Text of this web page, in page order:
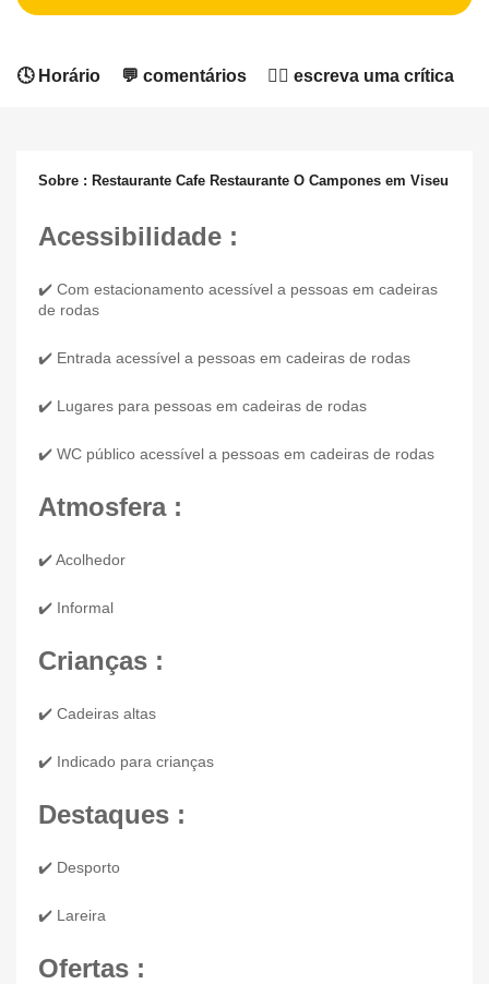
🕓 Horário 💬 comentários ✍🏻 escreva uma crítica
Sobre : Restaurante Cafe Restaurante O Campones em Viseu
Acessibilidade :
✔️ Com estacionamento acessível a pessoas em cadeiras
de rodas
✔️ Entrada acessível a pessoas em cadeiras de rodas
✔️ Lugares para pessoas em cadeiras de rodas
✔️ WC público acessível a pessoas em cadeiras de rodas
Atmosfera :
✔️ Acolhedor
✔️ Informal
Crianças :
✔️ Cadeiras altas
✔️ Indicado para crianças
Destaques :
✔️ Desporto
✔️ Lareira
Ofertas :